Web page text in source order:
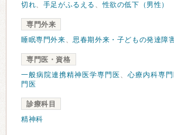
切れ、 手足がふるえる 、性欲の低下（男性）
専門外来
睡眠専門外来、思春期外来・子どもの発達障
専門医・資格
一般病院連携精神医学専門医 、 心療内科専門
門医
診療科目
精神科